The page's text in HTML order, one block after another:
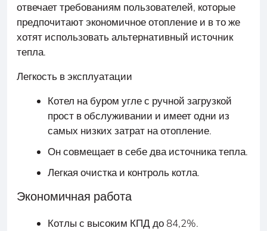
отвечает требованиям пользователей, которые
предпочитают экономичное отопление и в то же
хотят использовать альтернативный источник
тепла.
Легкость в эксплуатации
Котел на буром угле с ручной загрузкой
прост в обслуживании и имеет одни из
самых низких затрат на отопление.
Он совмещает в себе два источника тепла.
Легкая очистка и контроль котла.
Экономичная работа
Котлы с высоким КПД до 84,2%.